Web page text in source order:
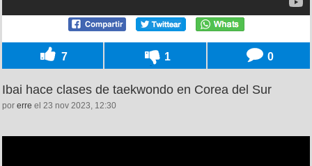
7 1 0
Ibai hace clases de taekwondo en Corea del Sur
por erre el 23 nov 2023, 12:30